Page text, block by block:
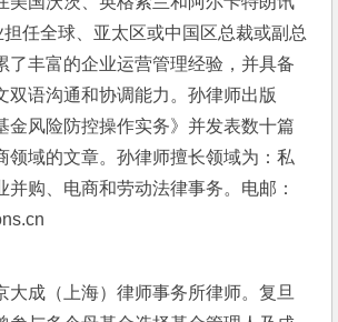
任全球、亚太区或中国区总裁或副总
了丰富的企业运营管理经验，并具备
双语沟通和协调能力。孙律师出版
金风险防控操作实务》并发表数十篇
领域的文章。孙律师擅长领域为：私
并购、电商和劳动法律事务。电邮：
大成（上海）律师事务所律师。复旦